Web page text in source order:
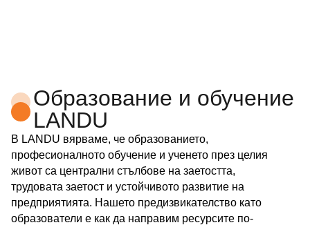
Образование и обучение
LANDU
В LANDU вярваме, че образованието,
професионалното обучение и ученето през целия
живот са централни стълбове на заетостта,
трудовата заетост и устойчивото развитие на
предприятията. Нашето предизвикателство като
образователи е как да направим ресурсите по-